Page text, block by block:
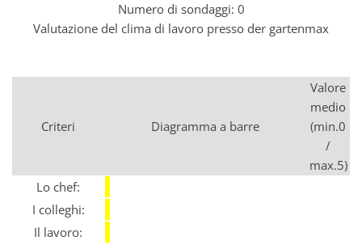
Numero di sondaggi: 0
Valutazione del clima di lavoro presso der gartenmax
Criteri Diagramma a barre
Valore
medio
(min.0
/
max.5)
Lo chef:
I colleghi:
Il lavoro: